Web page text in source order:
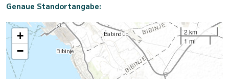
Genaue Standortangabe:
+
−
2 km
1 mi